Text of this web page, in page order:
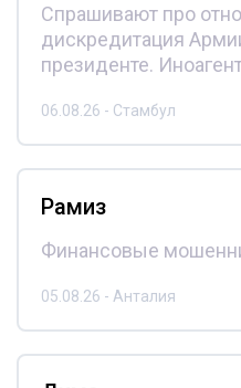
Спрашивают про
дискредитация
президенте.
06.08.26 - Стамбул
Рамиз
Финансовые
05.08.26 - Анталия